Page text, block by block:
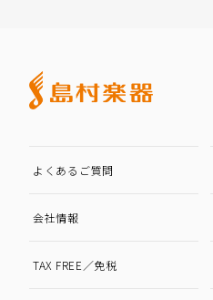
よくあるご質問
会社情報
TAX FREE／免税